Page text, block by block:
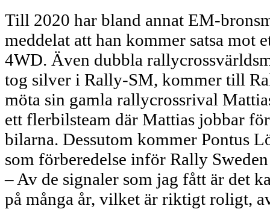
Till 2020 har bland annat EM-
meddelat att han kommer satsa mot
4WD. Även dubbla
tog silver i Rally-SM, kommer till
möta sin gamla rallycrossrival
ett flerbilsteam där Mattias jobbar
bilarna. Dessutom kommer Pontus
som förberedelse inför Rally
– Av de signaler som jag fått är det
på många år, vilket är riktigt roligt,